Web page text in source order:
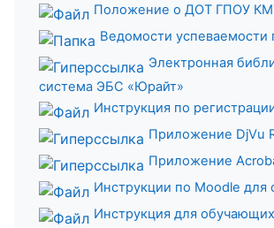
Положение о ДОТ ГПОУ
Ведомости успеваемости
Электронная
система ЭБС «Юрайт»
Инструкция по
Приложение DjVu
Приложение
Инструкции по Moodle для
Инструкция для